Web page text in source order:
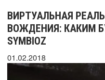
ВИРТУАЛЬНАЯ
ВОЖДЕНИЯ: КАКИМ
SYMBIOZ
01.02.2018